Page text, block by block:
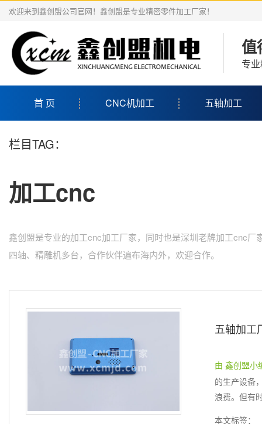
欢迎来到鑫创盟公司官网！鑫创盟是专业精密零件加工厂家！
值
专
首 页 CNC机加工 五轴加工
栏目TAG：
加工cnc
鑫创盟是专业的加工cnc加工厂家，同时也是深圳老牌加工cnc
四轴、精雕机多台，合作伙伴遍布海内外，欢迎合作。
由 鑫创盟小
的生产设备
浪费。但有
本文标签：